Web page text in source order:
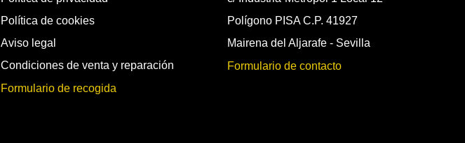
Política de cookies
Aviso legal
Condiciones de venta y reparación
Formulario de recogida
Polígono PISA C.P. 41927
Mairena del Aljarafe - Sevilla
Formulario de contacto